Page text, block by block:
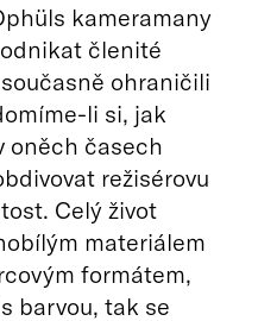
kameramany
členité
ohraničili
li si, jak
oněch časech
režisérovu
Celý život
materiálem
formátem,
barvou, tak se